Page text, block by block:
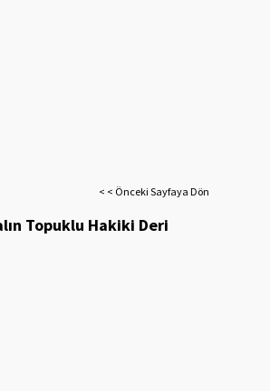
< < Önceki Sayfaya Dön
Topuklu Hakiki Deri